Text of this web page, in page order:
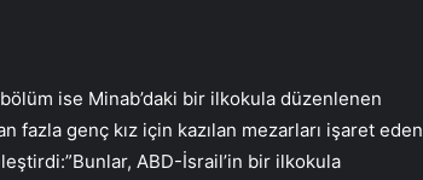
bölüm ise Minab’daki bir ilkokula düzenlenen
fazla genç kız için kazılan mezarları işaret eden
ABD-İsrail’in bir ilkokula